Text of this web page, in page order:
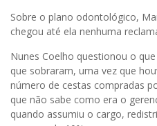
Sobre o plano odontológico,
chegou até ela nenhuma
Nunes Coelho questionou o
que sobraram, uma vez que
número de cestas compradas
que não sabe como era o
quando assumiu o cargo,